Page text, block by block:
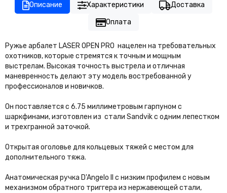
Описание Характеристики
Доставка
Оплата
Ружье арбалет LASER OPEN PRO нацелен на требовательных
охотников, которые стремятся к точным и мощным
выстрелам. Высокая точность выстрела и отличная
маневренность делают эту модель востребованной у
профессионалов и новичков.
Он поставляется с 6.75 миллиметровым гарпуном с
шаркфинами, изготовлен из стали Sandvik с одним лепестком
и трехгранной заточкой.
Открытая оголовье для кольцевых тяжей с местом для
дополнительного тяжа.
Анатомическая ручка D'Angelo II с низким профилем с новым
механизмом обратного триггера из нержавеющей стали,